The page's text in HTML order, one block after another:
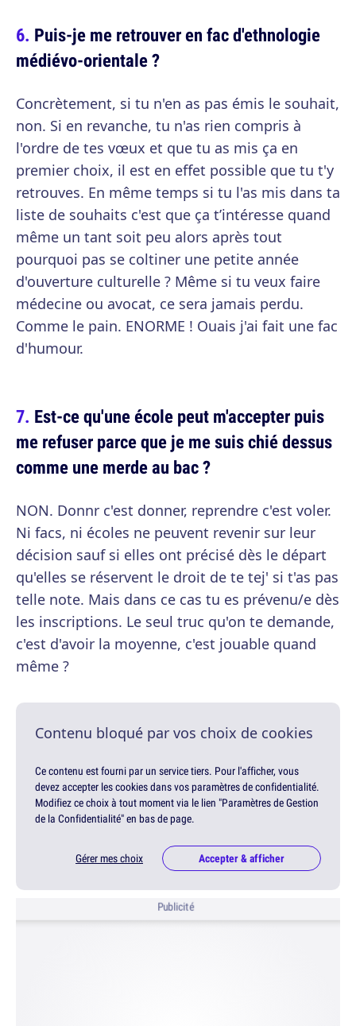
Puis-je me retrouver en fac d'ethnologie
médiévo-orientale ?
Concrètement, si tu n'en as pas émis le souhait,
non. Si en revanche, tu n'as rien compris à
l'ordre de tes vœux et que tu as mis ça en
premier choix, il est en effet possible que tu t'y
retrouves. En même temps si tu l'as mis dans ta
liste de souhaits c'est que ça t’intéresse quand
même un tant soit peu alors après tout
pourquoi pas se coltiner une petite année
d'ouverture culturelle ? Même si tu veux faire
médecine ou avocat, ce sera jamais perdu.
Comme le pain. ENORME ! Ouais j'ai fait une fac
d'humour.
Est-ce qu'une école peut m'accepter puis
me refuser parce que je me suis chié dessus
comme une merde au bac ?
NON. Donnr c'est donner, reprendre c'est voler.
Ni facs, ni écoles ne peuvent revenir sur leur
décision sauf si elles ont précisé dès le départ
qu'elles se réservent le droit de te tej' si t'as pas
telle note. Mais dans ce cas tu es prévenu/e dès
les inscriptions. Le seul truc qu'on te demande,
c'est d'avoir la moyenne, c'est jouable quand
même ?
Contenu bloqué par vos choix de cookies
Ce contenu est fourni par un service tiers. Pour l'afficher, vous
devez accepter les cookies dans vos paramètres de confidentialité.
Modifiez ce choix à tout moment via le lien "Paramètres de Gestion
de la Confidentialité" en bas de page.
Gérer mes choix Accepter & afficher
Publicité